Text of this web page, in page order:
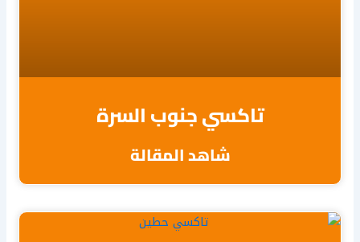
تاكسي جنوب السرة
شاهد المقالة